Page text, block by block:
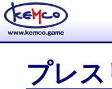
プレ